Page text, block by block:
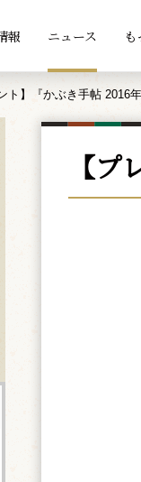
報 ニュース
ト】『かぶき手帖 2016
【